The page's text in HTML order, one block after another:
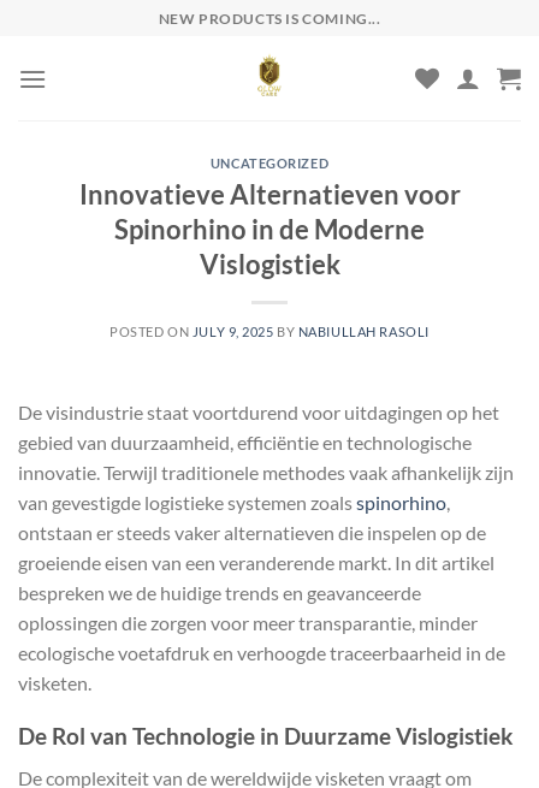
content
NEW PRODUCTS IS COMING...
UNCATEGORIZED
Innovatieve Alternatieven voor
Spinorhino in de Moderne
Vislogistiek
POSTED ON JULY 9, 2025 BY NABIULLAH RASOLI
De visindustrie staat voortdurend voor uitdagingen op het
gebied van duurzaamheid, efficiëntie en technologische
innovatie. Terwijl traditionele methodes vaak afhankelijk zijn
van gevestigde logistieke systemen zoalsspinorhino
ontstaan er steeds vaker alternatieven die inspelen op de
groeiende eisen van een veranderende markt. In dit artikel
bespreken we de huidige trends en geavanceerde
oplossingen die zorgen voor meer transparantie, minder
ecologische voetafdruk en verhoogde traceerbaarheid in de
visketen.
De Rol van Technologie in Duurzame Vislogistiek
De complexiteit van de wereldwijde visketen vraagt om